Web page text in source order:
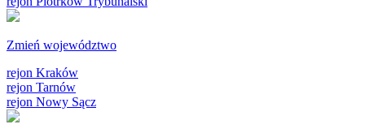
Zmień województwo
rejon Kraków
rejon Tarnów
rejon Nowy Sącz